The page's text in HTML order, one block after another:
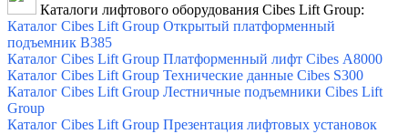
Каталоги лифтового оборудования Cibes Lift Group:
Каталог Cibes Lift Group Открытый платформенный
подъемник B385
Каталог Cibes Lift Group Платформенный лифт Cibes А8000
Каталог Cibes Lift Group Технические данные Cibes S300
Каталог Cibes Lift Group Лестничные подъемники Cibes Lift
Group
Каталог Cibes Lift Group Презентация лифтовых установок